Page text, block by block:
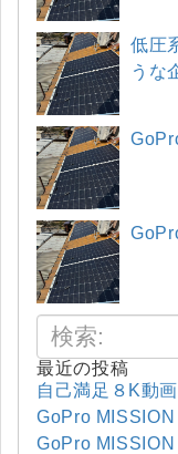
低圧
うな
最近の投稿
自己満足８K動
GoPro
GoPro